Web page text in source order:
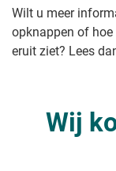
Wilt u meer
opknappen of hoe
eruit ziet? Lees
Wij